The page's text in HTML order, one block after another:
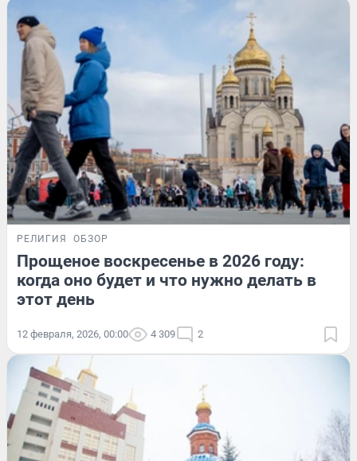
РЕЛИГИЯ ОБЗОР
Прощеное воскресенье в 2026 году:
когда оно будет и что нужно делать в
этот день
12 февраля, 2026, 00:00 4 309 2